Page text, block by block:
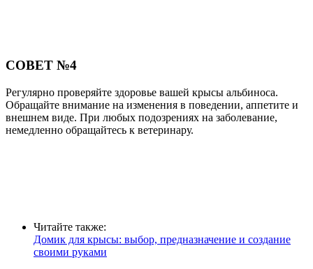
СОВЕТ №4
Регулярно проверяйте здоровье вашей крысы альбиноса.
Обращайте внимание на изменения в поведении, аппетите и
внешнем виде. При любых подозрениях на заболевание,
немедленно обращайтесь к ветеринару.
Читайте также:
Домик для крысы: выбор, предназначение и создание
своими руками